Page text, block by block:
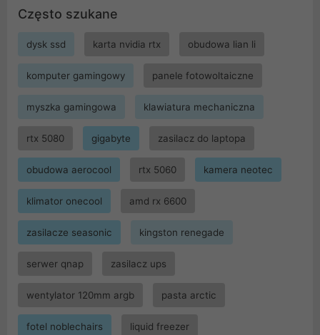
Często szukane
dysk ssd karta nvidia rtx obudowa lian li
komputer gamingowy panele fotowoltaiczne
myszka gamingowa klawiatura mechaniczna
rtx 5080 gigabyte zasilacz do laptopa
obudowa aerocool rtx 5060 kamera neotec
klimator onecool amd rx 6600
zasilacze seasonic kingston renegade
serwer qnap zasilacz ups
wentylator 120mm argb pasta arctic
fotel noblechairs liquid freezer